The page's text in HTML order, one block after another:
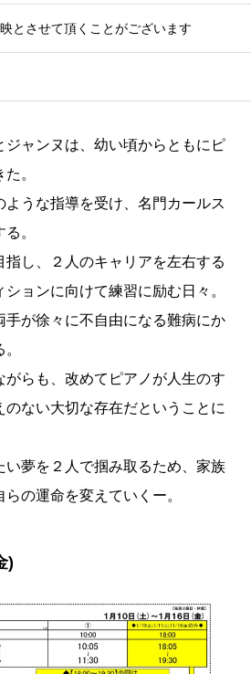
とさせて頂くことがございます
ジャンヌは、幼い頃からともにピ
。
うな指導を受け、名門カールス
。
指し、２人のキャリアを左右する
ョンに向けて練習に励む日々。
手が徐々に不自由になる難病にか
がらも、改めてピアノが人生のす
ない大切な存在だということに
い夢を２人で掴み取るため、家族
の運命を変えていくー。
)